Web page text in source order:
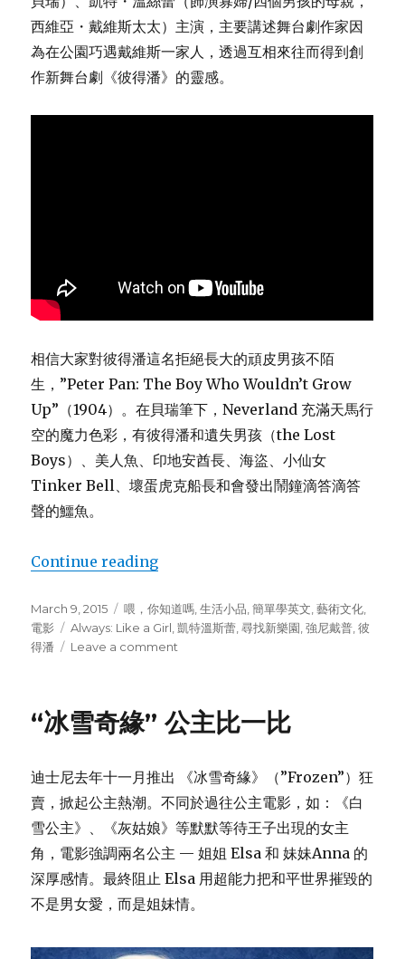
西維亞・戴維斯太太）主演，主要講述舞台劇作家因
為在公園巧遇戴維斯一家人，透過互相來往而得到創
作新舞台劇《彼得潘》的靈感。
相信大家對彼得潘這名拒絕長大的頑皮男孩不陌
生，”Peter Pan: The Boy Who Wouldn’t Grow
Up”（1904）。在貝瑞筆下，Neverland 充滿天馬行
空的魔力色彩，有彼得潘和遺失男孩（the Lost
Boys）、美人魚、印地安酋長、海盜、小仙女
Tinker Bell、壞蛋虎克船長和會發出鬧鐘滴答滴答
聲的鱷魚。
Continue reading
Posted
on
March 9, 2015 Categories
喂，你知道嗎 ,生活小品 ,簡單學英文 ,藝術文化
電影
Tags
Always: Like a Girl ,凱特溫斯蕾 ,尋找新樂園 ,強尼戴普 ,彼
得潘
Leave a comment
得
淚
到
吸
困
難
片）
“冰雪奇緣” 公主比一比
迪士尼去年十一月推出 《冰雪奇緣》（”Frozen”）狂
賣，掀起公主熱潮。不同於過往公主電影，如：《白
雪公主》、《灰姑娘》等默默等待王子出現的女主
角，電影強調兩名公主 — 姐姐 Elsa 和 妹妹Anna 的
深厚感情。最終阻止 Elsa 用超能力把和平世界摧毀的
不是男女愛，而是姐妹情。